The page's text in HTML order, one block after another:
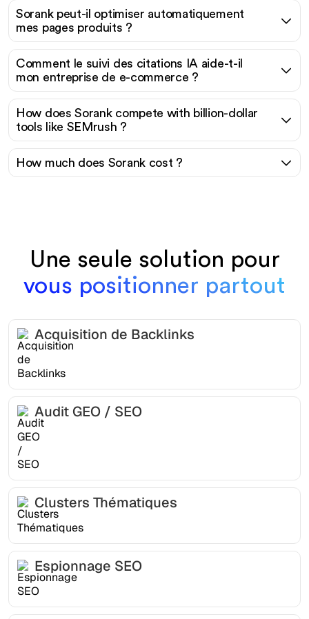
Sorank peut-il optimiser automatiquement
mes pages produits ?
Comment le suivi des citations IA aide-t-il
mon entreprise de e-commerce ?
How does Sorank compete with billion-dollar
tools like SEMrush ?
How much does Sorank cost ?
Une seule solution pour
vous positionner partout
Acquisition de Backlinks
Audit GEO / SEO
Clusters Thématiques
Espionnage SEO